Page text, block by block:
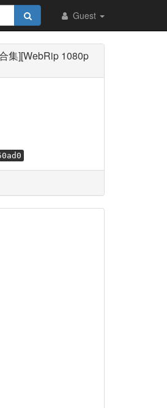
Guest
集][WebRip 1080p